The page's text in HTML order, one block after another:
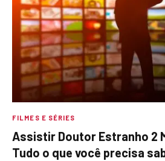
FILMES E SÉRIES
Assistir Doutor Estranho 2
Tudo o que você precisa